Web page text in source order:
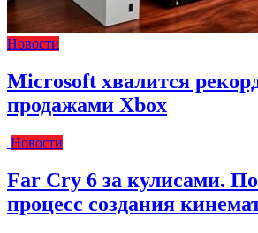
Новости
Microsoft хвалится
продажами Xbox
Новости
Far Cry 6 за кулисами.
процесс создания